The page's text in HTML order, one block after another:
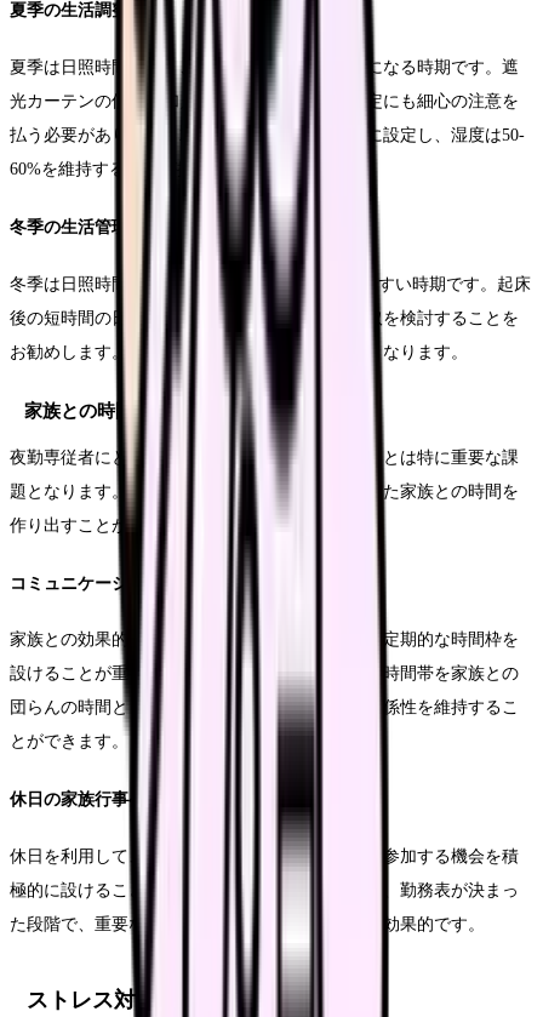
夏季の生活調整
夏季は日照時間が長く、日中の睡眠が特に困難になる時期です。遮
光カーテンの使用に加えて、エアコンの温度設定にも細心の注意を
払う必要があります。就寝時の室温は26度以下に設定し、湿度は50-
60%を維持することが推奨されます。
冬季の生活管理
冬季は日照時間が短く、ビタミンD不足になりやすい時期です。起床
後の短時間の日光浴や、適切なサプリメント摂取を検討することを
お勧めします。また、室内の適度な加湿も重要となります。
家族との時間の確保
夜勤専従者にとって、家族との時間を確保することは特に重要な課
題となります。計画的な時間管理により、充実した家族との時間を
作り出すことができます。
コミュニケーション時間の確保
家族との効果的なコミュニケーションのために、定期的な時間枠を
設けることが重要です。例えば、夜勤前の夕方の時間帯を家族との
団らんの時間として確保することで、安定した関係性を維持するこ
とができます。
休日の家族行事への参加
休日を利用して、家族行事や子どもの学校行事に参加する機会を積
極的に設けることが推奨されます。そのためには、勤務表が決まっ
た段階で、重要な家族行事との調整を図ることが効果的です。
ストレス対策